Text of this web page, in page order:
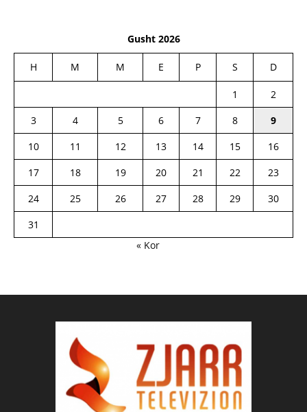
Gusht 2026
H M M E P S D
1
2
3
4 5 6 7 8
9
10
11 12 13 14 15
16
17
18 19 20 21 22
23
24
25 26 27 28 29
30
31
« Kor